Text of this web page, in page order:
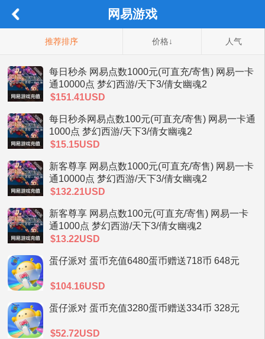
网易游戏
推荐排序 价格↓ 人气
每日秒杀 网易点数1000元(可直充/寄售) 网易一卡
通10000点 梦幻西游/天下3/倩女幽魂2
$151.41USD
每日秒杀网易点数100元(可直充/寄售) 网易一卡通
1000点 梦幻西游/天下3/倩女幽魂2
$15.15USD
新客尊享 网易点数1000元(可直充/寄售) 网易一卡
通10000点 梦幻西游/天下3/倩女幽魂2
$132.21USD
新客尊享 网易点数100元(可直充/寄售) 网易一卡
通1000点 梦幻西游/天下3/倩女幽魂2
$13.22USD
蛋仔派对 蛋币充值6480蛋币赠送718币 648元
$104.16USD
蛋仔派对 蛋币充值3280蛋币赠送334币 328元
$52.72USD